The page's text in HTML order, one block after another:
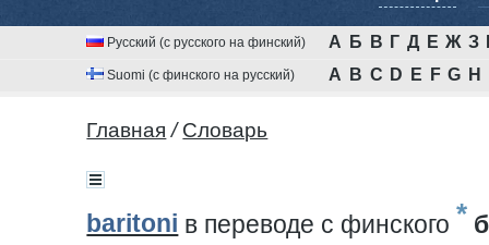
Русский (с русского на финский) А Б В Г Д Е Ж З
Suomi (с финского на русский) A B C D E F G H
Главная / Cловарь
baritoni в переводе c финского *